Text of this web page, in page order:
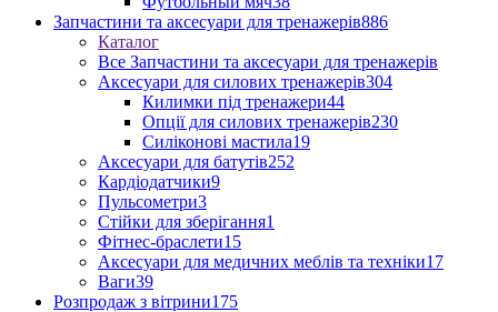
Запчастини та аксесуари для тренажерів886
Каталог
Все Запчастини та аксесуари для тренажерів
Аксесуари для силових тренажерів304
Килимки під тренажери44
Опції для силових тренажерів230
Силіконові мастила19
Аксесуари для батутів252
Кардіодатчики9
Пульсометри3
Стійки для зберігання1
Фітнес-браслети15
Аксесуари для медичних меблів та техніки17
Ваги39
Розпродаж з вітрини175